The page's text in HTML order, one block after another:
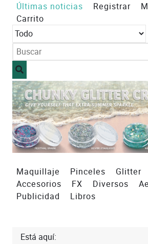
Últimas noticias Registrar
Carrito
Maquillaje Pinceles Glitter
Accesorios
FX Diversos
Publicidad
Libros
Está aquí: